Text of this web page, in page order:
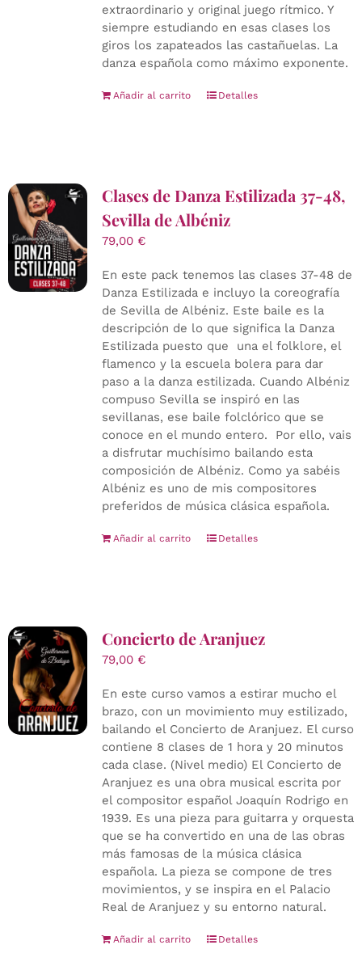
extraordinario y original juego rítmico. Y
siempre estudiando en esas clases los
giros los zapateados las castañuelas. La
danza española como máximo exponente.
Añadir al carrito Detalles
Clases de Danza Estilizada 37-48,
Sevilla de Albéniz
79,00 €
En este pack tenemos las clases 37-48 de
Danza Estilizada e incluyo la coreografía
de Sevilla de Albéniz. Este baile es la
descripción de lo que significa la Danza
Estilizada puesto que una el folklore, el
flamenco y la escuela bolera para dar
paso a la danza estilizada. Cuando Albéniz
compuso Sevilla se inspiró en las
sevillanas, ese baile folclórico que se
conoce en el mundo entero. Por ello, vais
a disfrutar muchísimo bailando esta
composición de Albéniz. Como ya sabéis
Albéniz es uno de mis compositores
preferidos de música clásica española.
Añadir al carrito Detalles
Concierto de Aranjuez
79,00 €
En este curso vamos a estirar mucho el
brazo, con un movimiento muy estilizado,
bailando el Concierto de Aranjuez. El curso
contiene 8 clases de 1 hora y 20 minutos
cada clase. (Nivel medio) El Concierto de
Aranjuez es una obra musical escrita por
el compositor español Joaquín Rodrigo en
1939. Es una pieza para guitarra y orquesta
que se ha convertido en una de las obras
más famosas de la música clásica
española. La pieza se compone de tres
movimientos, y se inspira en el Palacio
Real de Aranjuez y su entorno natural.
Añadir al carrito Detalles